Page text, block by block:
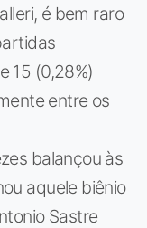
é bem raro
15 (0,28%)
entre os
balançou às
aquele biênio
Sastre